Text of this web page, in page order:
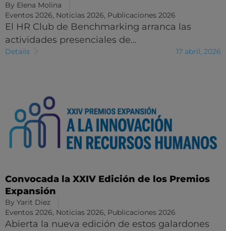
By Elena Molina
Eventos 2026, Noticias 2026, Publicaciones 2026
El HR Club de Benchmarking arranca las
actividades presenciales de…
Details 17 abril, 2026
Convocada la XXIV Edición de los Premios
Expansión
By Yarit Diez
Eventos 2026, Noticias 2026, Publicaciones 2026
Abierta la nueva edición de estos galardones